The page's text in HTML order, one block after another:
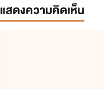
แสดงความคิดเห็น